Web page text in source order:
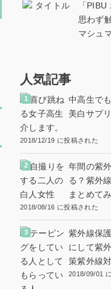
「
思わず
マシュ
人気記事
中高生で
美白サプ
介します。
2018/12/19 に投稿された
年間の紫
る？紫外
まとめて
2018/08/16 に投稿された
紫外線保
にして紫
策紫外線
2018/09/01